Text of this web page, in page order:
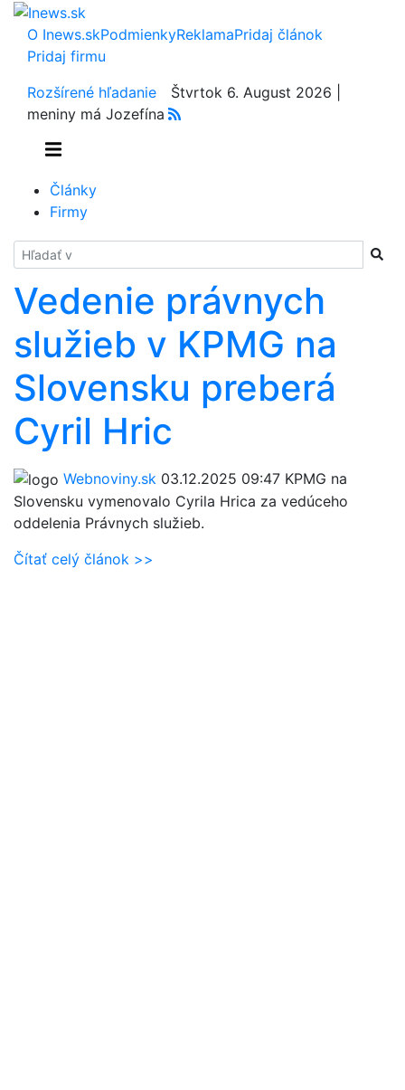
O Inews.skPodmienkyReklamaPridaj článok
Pridaj firmu
Rozšírené hľadanie
Štvrtok 6. August 2026 |
meniny má Jozefína
Články
Firmy
Hladať
Vedenie právnych
služieb v KPMG na
Slovensku preberá
Cyril Hric
Webnoviny.sk 03.12.2025 09:47 KPMG na
Slovensku vymenovalo Cyrila Hrica za vedúceho
oddelenia Právnych služieb.
Čítať celý článok >>